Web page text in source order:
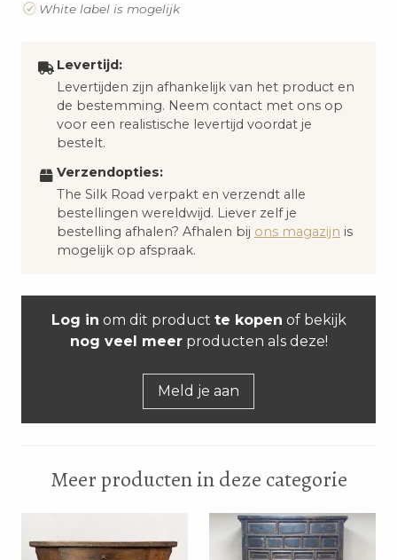
White label is mogelijk
Levertijd:
Levertijden zijn afhankelijk van het product en
de bestemming. Neem contact met ons op
voor een realistische levertijd voordat je
bestelt.
Verzendopties:
The Silk Road verpakt en verzendt alle
bestellingen wereldwijd. Liever zelf je
bestelling afhalen? Afhalen bij ons magazijn is
mogelijk op afspraak.
Log in om dit product te kopen of bekijk
nog veel meerproducten als deze!
Meld je aan
Meer producten in deze categorie